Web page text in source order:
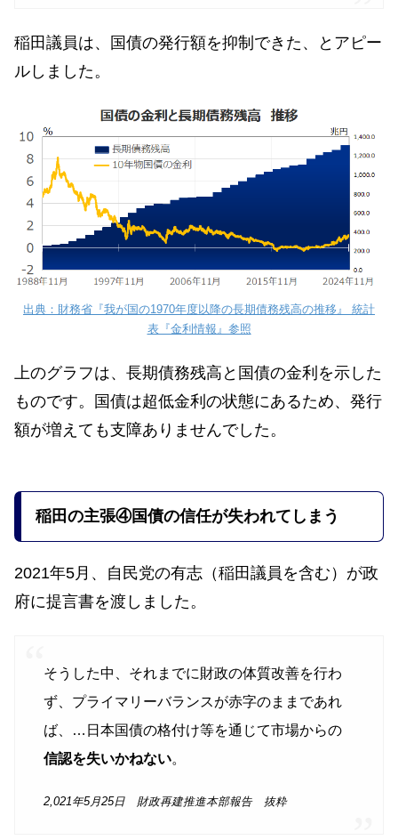
稲田議員は、国債の発行額を抑制できた、とアピー
ルしました。
出典：財務省『我が国の1970年度以降の長期債務残高の推移』 統計
表『金利情報』参照
上のグラフは、長期債務残高と国債の金利を示した
ものです。国債は超低金利の状態にあるため、発行
額が増えても支障ありませんでした。
稲田の主張④国債の信任が失われてしまう
2021年5月、自民党の有志（稲田議員を含む）が政
府に提言書を渡しました。
そうした中、それまでに財政の体質改善を行わ
ず、プライマリーバランスが赤字のままであれ
ば、…日本国債の格付け等を通じて市場からの
信認を失いかねない。
2,021年5月25日 財政再建推進本部報告 抜粋